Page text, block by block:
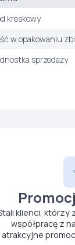
kreskowy
w opakowaniu
sprzedaży
klienci, którzy
współpracę z
atrakcyjne